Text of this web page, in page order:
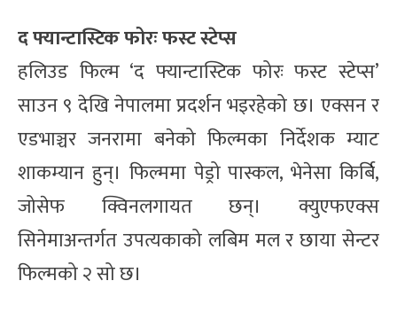
द फ्यान्टास्टिक फोरः फस्ट स्टेप्स
हलिउड फिल्म ‘द फ्यान्टास्टिक फोरः फस्ट स्टेप्स’
साउन ९ देखि नेपालमा प्रदर्शन भइरहेको छ। एक्सन र
एडभाञ्चर जनरामा बनेको फिल्मका निर्देशक म्याट
शाकम्यान हुन्। फिल्ममा पेड्रो पास्कल, भेनेसा किर्बि,
जोसेफ क्विनलगायत छन्। क्युएफएक्स
सिनेमाअन्तर्गत उपत्यकाको लबिम मल र छाया सेन्टर
फिल्मको २ सो छ।